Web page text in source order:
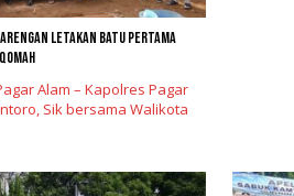
Letakan Batu Pertama
Alam – Kapolres Pagar
Sik bersama Walikota